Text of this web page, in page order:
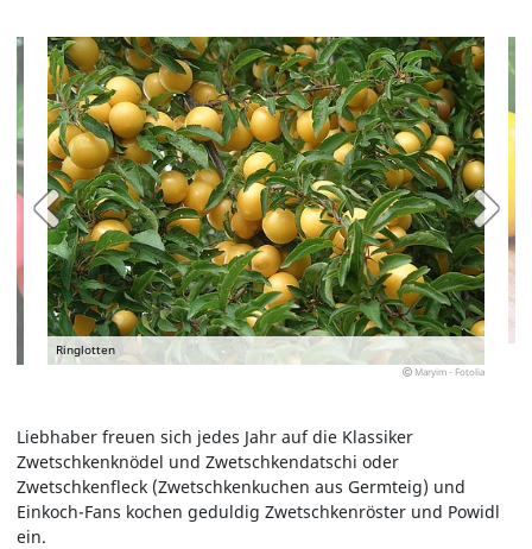
Ringlotten
Maryim - Fotolia
Liebhaber freuen sich jedes Jahr auf die Klassiker
Zwetschkenknödel und Zwetschkendatschi oder
Zwetschkenfleck (Zwetschkenkuchen aus Germteig) und
Einkoch-Fans kochen geduldig Zwetschkenröster und Powidl
ein.